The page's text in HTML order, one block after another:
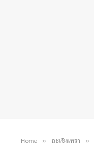
Home » ฉะเชิงเทรา »